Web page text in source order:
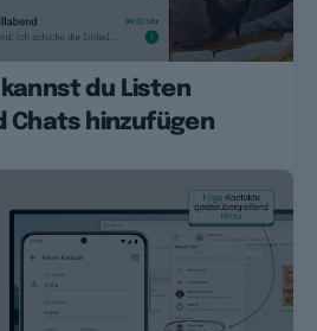
du Listen
Chats hinzufügen